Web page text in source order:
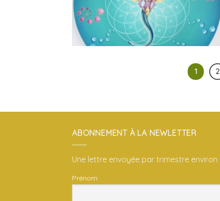
1 2
ABONNEMENT À LA NEWLETTER
Une lettre envoyée par trimestre environ
Prénom